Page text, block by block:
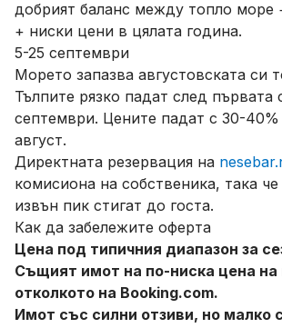
добрият баланс между топло море
+ ниски цени в цялата година.
5-25 септември
Морето запазва августовската си
Тълпите рязко падат след първата
септември. Цените падат с 30-
август.
Директната резервация на
комисиона на собственика, така че
извън пик стигат до госта.
Как да забележите оферта
Цена под типичния диапазон за
Същият имот на по-ниска цена на
отколкото на Booking.com.
Имот със силни отзиви, но малко